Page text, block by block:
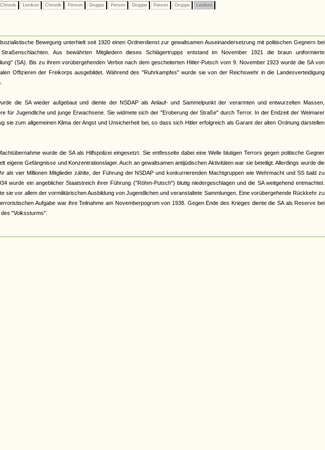
Chronik Lexikon Chronik Person Gruppe Person Gruppe Person Gruppe Lexikon
Bewegung unterhielt seit 1920 einen Ordnerdienst zur gewaltsamen Auseinandersetzung mit politischen Gegnern bei
Aus bewährten Mitgliedern dieses Schlägertrupps entstand im November 1921 die braun uniformierte
(SA). Bis zu ihrem vorübergehenden Verbot nach dem gescheiterten Hitler-Putsch vom 9. November 1923 wurde die SA von
Offizieren der Freikorps ausgebildet. Während des "Ruhrkampfes" wurde sie von der Reichswehr in die Landesverteidigung
die SA wieder aufgebaut und diente der NSDAP als Anlauf- und Sammelpunkt der verarmten und entwurzelten Massen,
für Jugendliche und junge Erwachsene. Sie widmete sich der "Eroberung der Straße" durch Terror. In der Endzeit der Weimarer
sie zum allgemeinen Klima der Angst und Unsicherheit bei, so dass sich Hitler erfolgreich als Garant der alten Ordnung darstellen
wurde die SA als Hilfspolizei eingesetzt. Sie entfesselte dabei eine Welle blutigen Terrors gegen politische Gegner
eigene Gefängnisse und Konzentrationslager. Auch an gewaltsamen antijüdischen Aktivitäten war sie beteiligt. Allerdings wurde die
als vier Millionen Mitglieder zählte, der Führung der NSDAP und konkurrierenden Machtgruppen wie Wehrmacht und SS bald zu
wurde ein angeblicher Staatstreich ihrer Führung ("Röhm-Putsch") blutig niedergeschlagen und die SA weitgehend entmachtet.
sie vor allem der vormilitärischen Ausbildung von Jugendlichen und veranstaltete Sammlungen. Eine vorübergehende Rückkehr zu
Aufgabe war ihre Teilnahme am Novemberpogrom von 1938. Gegen Ende des Krieges diente die SA als Reserve bei
"Volkssturms".